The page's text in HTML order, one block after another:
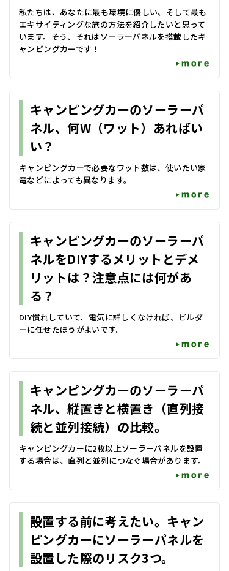
私たちは、あなたに最も環境に優しい、そして最も
エキサイティングな旅の方法を紹介したいと思って
います。そう、それはソーラーパネルを搭載したキ
ャンピングカーです！
more
キャンピングカーのソーラーパ
ネル、何W（ワット）あればい
い？
キャンピングカーで必要なワット数は、使いたい家
電などによっても異なります。
more
キャンピングカーのソーラーパ
ネルをDIYするメリットとデメ
リットは？注意点には何があ
る？
DIY慣れしていて、電気に詳しくなければ、ビルダ
ーに任せたほうがよいです。
more
キャンピングカーのソーラーパ
ネル、縦置きと横置き（直列接
続と並列接続）の比較。
キャンピングカーに2枚以上ソーラーパネルを設置
する場合は、直列と並列につなぐ場合があります。
more
設置する前に考えたい。キャン
ピングカーにソーラーパネルを
設置した際のリスク3つ。